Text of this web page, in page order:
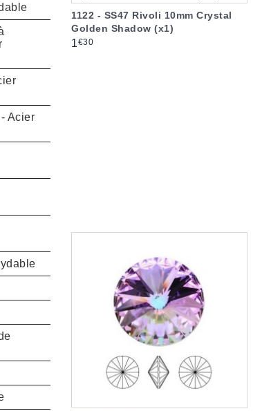
Acier
1122 - SS47 Rivoli 10mm Crystal
Golden Shadow (x1)
Prix
1€30